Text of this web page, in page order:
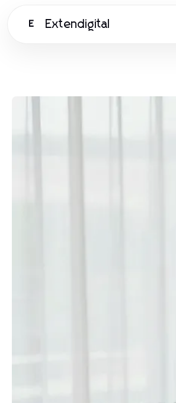
E Extendigital